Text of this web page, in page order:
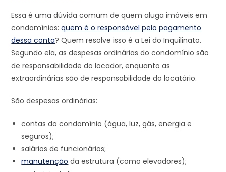
Essa é uma dúvida comum de quem aluga imóveis em
condomínios:quem é o responsável pelo pagamento
dessa conta? Quem resolve isso é a Lei do Inquilinato.
Segundo ela, as despesas ordinárias do condomínio são
de responsabilidade do locador, enquanto as
extraordinárias são de responsabilidade do locatário.
São despesas ordinárias:
contas do condomínio (água, luz, gás, energia e
seguros);
salários de funcionários;
manutenção da estrutura (como elevadores);